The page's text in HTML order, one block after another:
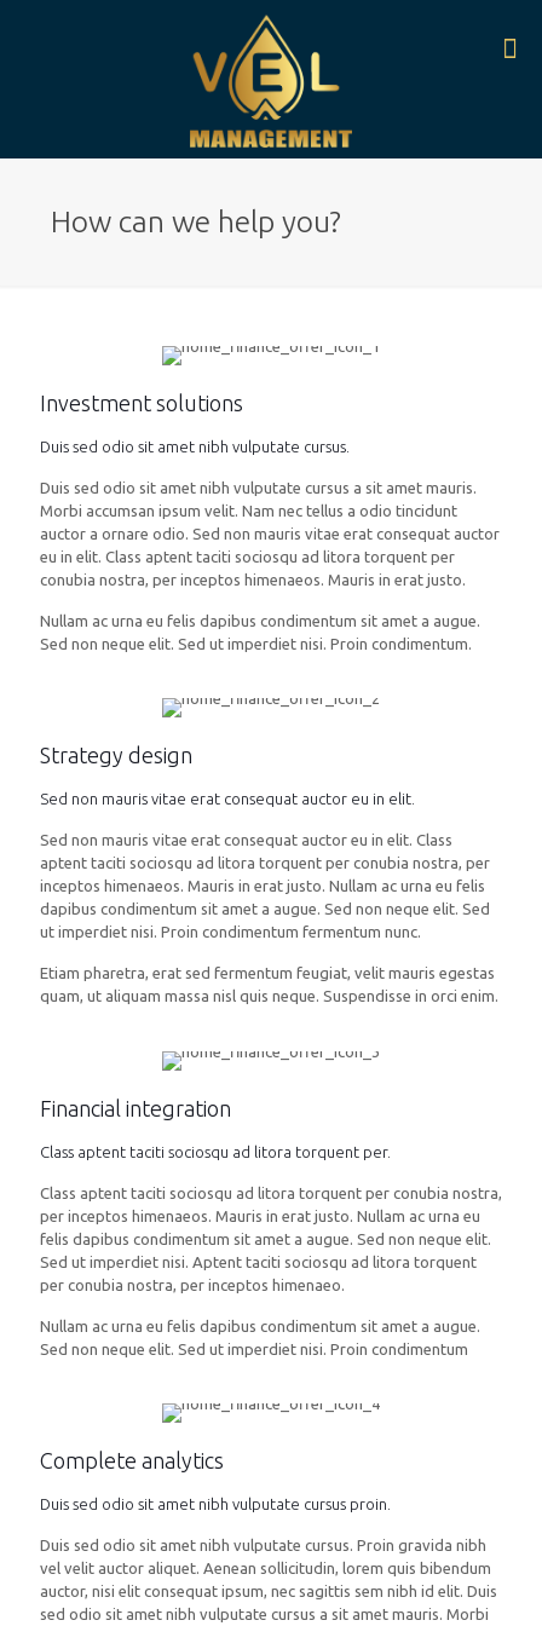
How can we help you?
Investment solutions
Duis sed odio sit amet nibh vulputate cursus.
Duis sed odio sit amet nibh vulputate cursus a sit amet mauris.
Morbi accumsan ipsum velit. Nam nec tellus a odio tincidunt
auctor a ornare odio. Sed non mauris vitae erat consequat auctor
eu in elit. Class aptent taciti sociosqu ad litora torquent per
conubia nostra, per inceptos himenaeos. Mauris in erat justo.
Nullam ac urna eu felis dapibus condimentum sit amet a augue.
Sed non neque elit. Sed ut imperdiet nisi. Proin condimentum.
Strategy design
Sed non mauris vitae erat consequat auctor eu in elit.
Sed non mauris vitae erat consequat auctor eu in elit. Class
aptent taciti sociosqu ad litora torquent per conubia nostra, per
inceptos himenaeos. Mauris in erat justo. Nullam ac urna eu felis
dapibus condimentum sit amet a augue. Sed non neque elit. Sed
ut imperdiet nisi. Proin condimentum fermentum nunc.
Etiam pharetra, erat sed fermentum feugiat, velit mauris egestas
quam, ut aliquam massa nisl quis neque. Suspendisse in orci enim.
Financial integration
Class aptent taciti sociosqu ad litora torquent per.
Class aptent taciti sociosqu ad litora torquent per conubia nostra,
per inceptos himenaeos. Mauris in erat justo. Nullam ac urna eu
felis dapibus condimentum sit amet a augue. Sed non neque elit.
Sed ut imperdiet nisi. Aptent taciti sociosqu ad litora torquent
per conubia nostra, per inceptos himenaeo.
Nullam ac urna eu felis dapibus condimentum sit amet a augue.
Sed non neque elit. Sed ut imperdiet nisi. Proin condimentum
Complete analytics
Duis sed odio sit amet nibh vulputate cursus proin.
Duis sed odio sit amet nibh vulputate cursus. Proin gravida nibh
vel velit auctor aliquet. Aenean sollicitudin, lorem quis bibendum
auctor, nisi elit consequat ipsum, nec sagittis sem nibh id elit. Duis
sed odio sit amet nibh vulputate cursus a sit amet mauris. Morbi